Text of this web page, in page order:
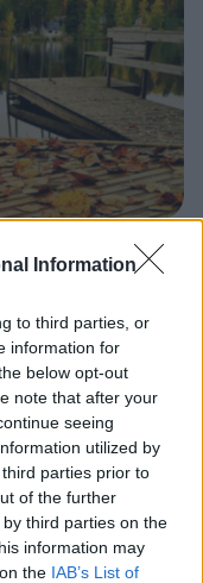
Information
to third parties, or
information for
below opt-out
note that after your
seeing
utilized by
parties prior to
of the further
third parties on the
information may
the IAB’s List of